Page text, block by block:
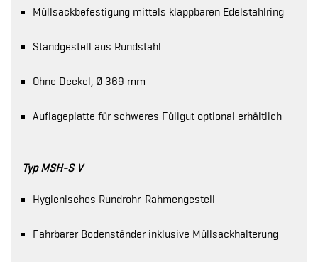
Müllsackbefestigung mittels klappbaren Edelstahlring
Standgestell aus Rundstahl
Ohne Deckel, Ø 369 mm
Auflageplatte für schweres Füllgut optional erhältlich
Typ MSH-S V
Hygienisches Rundrohr-Rahmengestell
Fahrbarer Bodenständer inklusive Müllsackhalterung